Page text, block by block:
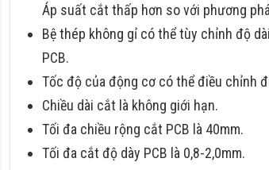
Áp suất cắt thấp hơn so với phương
Bệ thép không gỉ có thể tùy chỉnh độ
PCB.
Tốc độ của động cơ có thể điều chỉnh
Chiều dài cắt là không giới hạn.
Tối đa chiều rộng cắt PCB là 40mm.
Tối đa cắt độ dày PCB là 0,8-2,0mm.